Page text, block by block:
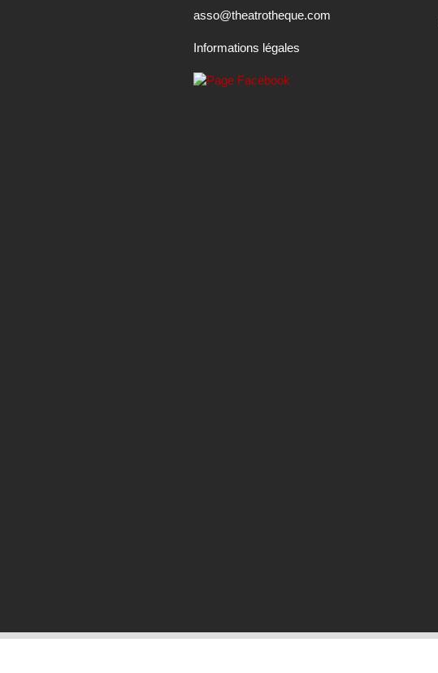
asso@theatrotheque.com
Informations légales